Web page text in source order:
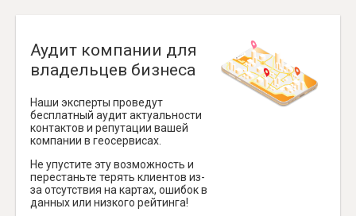
Аудит компании для
владельцев бизнеса
Наши эксперты проведут
бесплатный аудит актуальности
контактов и репутации вашей
компании в геосервисах.
Не упустите эту возможность и
перестаньте терять клиентов из-
за отсутствия на картах, ошибок в
данных или низкого рейтинга!